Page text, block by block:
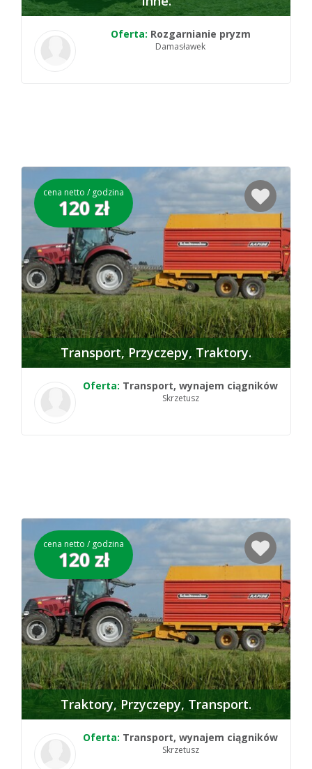
Oferta: Rozgarnianie pryzm
Damasławek
cena netto / godzina
120 zł
Transport Przyczepy Traktory
Oferta: Transport, wynajem ciągników
Skrzetusz
cena netto / godzina
120 zł
Traktory Przyczepy Transport
Oferta: Transport, wynajem ciągników
Skrzetusz